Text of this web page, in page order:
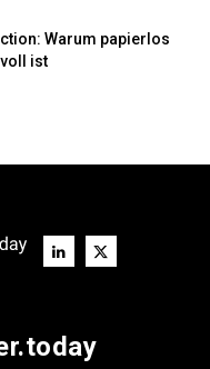
Warum papierlos
ist